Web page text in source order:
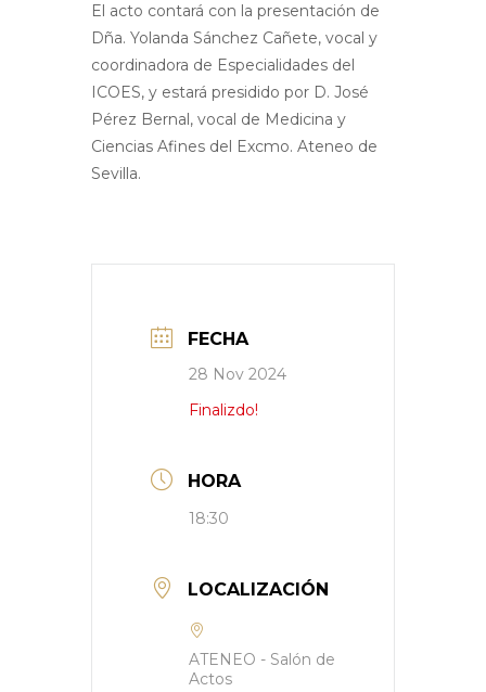
El acto contará con la presentación de
Dña. Yolanda Sánchez Cañete, vocal y
coordinadora de Especialidades del
ICOES, y estará presidido por D. José
Pérez Bernal, vocal de Medicina y
Ciencias Afines del Excmo. Ateneo de
Sevilla.
FECHA
28 Nov 2024
Finalizdo!
HORA
18:30
LOCALIZACIÓN
ATENEO - Salón de
Actos